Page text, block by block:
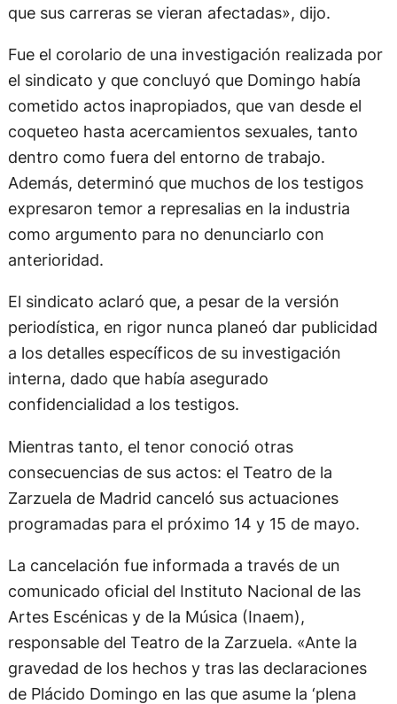
que sus carreras se vieran afectadas», dijo.
Fue el corolario de una investigación realizada por
el sindicato y que concluyó que Domingo había
cometido actos inapropiados, que van desde el
coqueteo hasta acercamientos sexuales, tanto
dentro como fuera del entorno de trabajo.
Además, determinó que muchos de los testigos
expresaron temor a represalias en la industria
como argumento para no denunciarlo con
anterioridad.
El sindicato aclaró que, a pesar de la versión
periodística, en rigor nunca planeó dar publicidad
a los detalles específicos de su investigación
interna, dado que había asegurado
confidencialidad a los testigos.
Mientras tanto, el tenor conoció otras
consecuencias de sus actos: el Teatro de la
Zarzuela de Madrid canceló sus actuaciones
programadas para el próximo 14 y 15 de mayo.
La cancelación fue informada a través de un
comunicado oficial del Instituto Nacional de las
Artes Escénicas y de la Música (Inaem),
responsable del Teatro de la Zarzuela. «Ante la
gravedad de los hechos y tras las declaraciones
de Plácido Domingo en las que asume la ‘plena